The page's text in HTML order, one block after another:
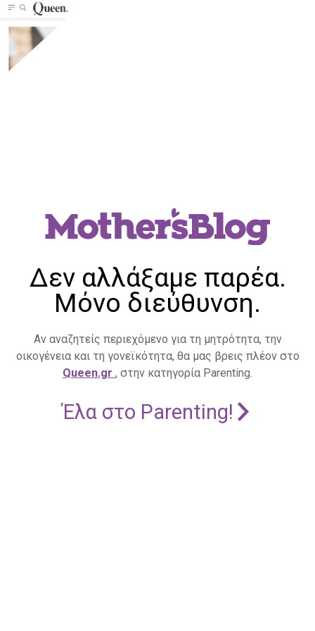
Δεν αλλάξαμε παρέα.
Μόνο διεύθυνση.
Αν αναζητείς περιεχόμενο για τη μητρότητα, την
οικογένεια και τη γονεϊκότητα, θα μας βρεις πλέον στο
Queen.gr , στην κατηγορία Parenting.
Έλα στο Parenting!